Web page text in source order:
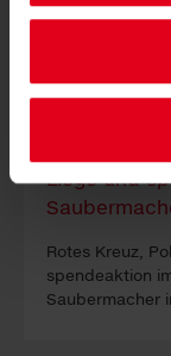
Rotes Kreuz,
spen­de­aktion
Saubermacher